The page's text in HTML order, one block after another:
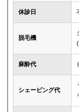
休診日
脱毛機
麻酔代
シェービング代